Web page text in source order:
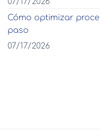
Cómo optimizar
paso
07/17/2026